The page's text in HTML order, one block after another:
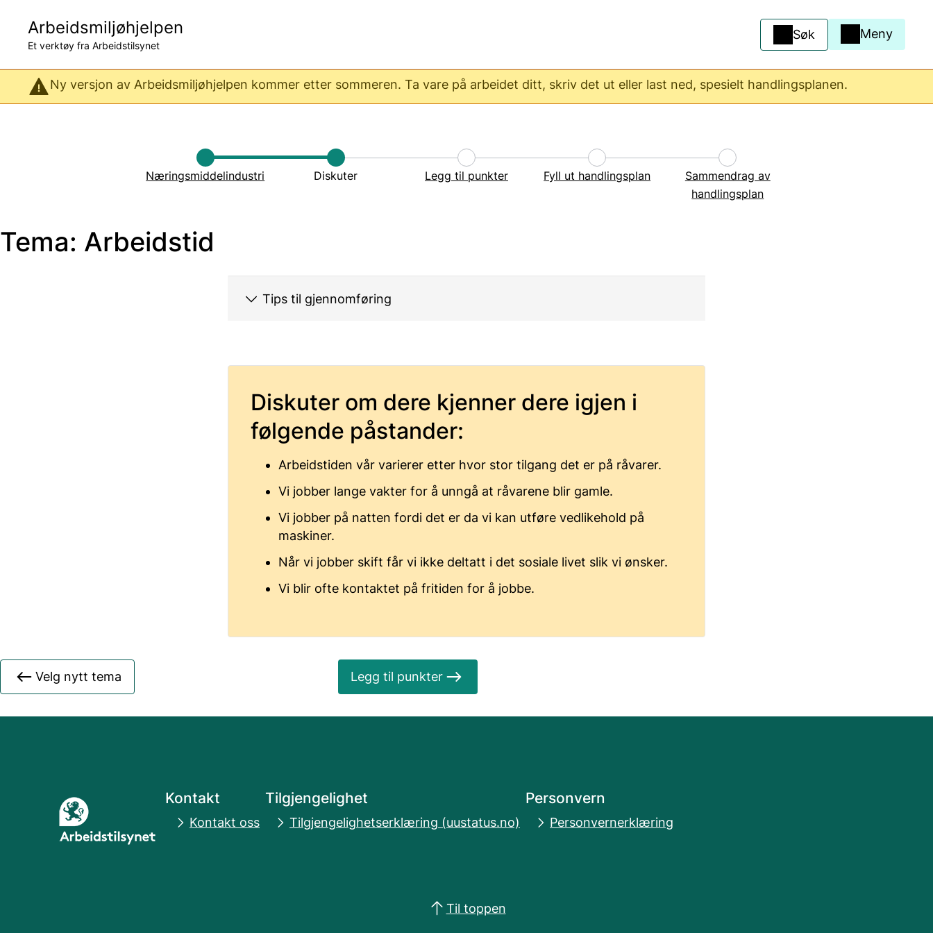
hovedinnhold
Arbeidsmiljøhjelpen
Et verktøy fra Arbeidstilsynet
Søk Meny
Ny versjon av Arbeidsmiljøhjelpen kommer etter sommeren. Ta vare på arbeidet ditt, skriv det ut eller last ned, spesielt handlingsplanen.
Næringsmiddelindustri Diskuter Legg til punkter Fyll ut handlingsplan
Sammendrag av
handlingsplan
Tema: Arbeidstid
Tips til gjennomføring
Diskuter om dere kjenner dere igjen i
følgende påstander:
Arbeidstiden vår varierer etter hvor stor tilgang det er på råvarer.
Vi jobber lange vakter for å unngå at råvarene blir gamle.
Vi jobber på natten fordi det er da vi kan utføre vedlikehold på
maskiner.
Når vi jobber skift får vi ikke deltatt i det sosiale livet slik vi ønsker.
Vi blir ofte kontaktet på fritiden for å jobbe.
Velg nytt tema Legg til punkter
Kontakt
Kontakt oss
Tilgjengelighet
Tilgjengelighetserklæring (uustatus.no)
Personvern
Personvernerklæring
Til toppen